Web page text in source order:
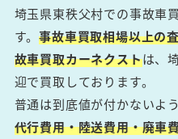
埼玉県東秩父村での事故車
す。事故車買取相場以上の
故車買取カーネクストは、
迎で買取しております。
普通は到底値が付かないよ
代行費用・陸送費用・廃車